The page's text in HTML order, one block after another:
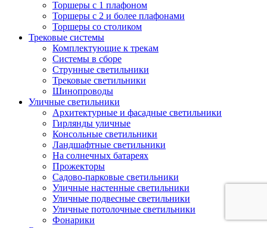
Торшеры с 1 плафоном
Торшеры с 2 и более плафонами
Торшеры со столиком
Трековые системы
Комплектующие к трекам
Системы в сборе
Струнные светильники
Трековые светильники
Шинопроводы
Уличные светильники
Архитектурные и фасадные светильники
Гирлянды уличные
Консольные светильники
Ландшафтные светильники
На солнечных батареях
Прожекторы
Садово-парковые светильники
Уличные настенные светильники
Уличные подвесные светильники
Уличные потолочные светильники
Фонарики